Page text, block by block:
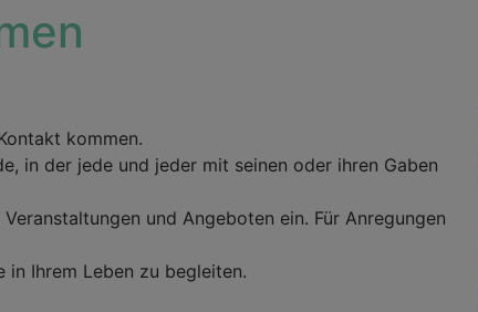
kommen.
in der jede und jeder mit seinen oder ihren Gaben
und Angeboten ein. Für Anregungen
Ihrem Leben zu begleiten.